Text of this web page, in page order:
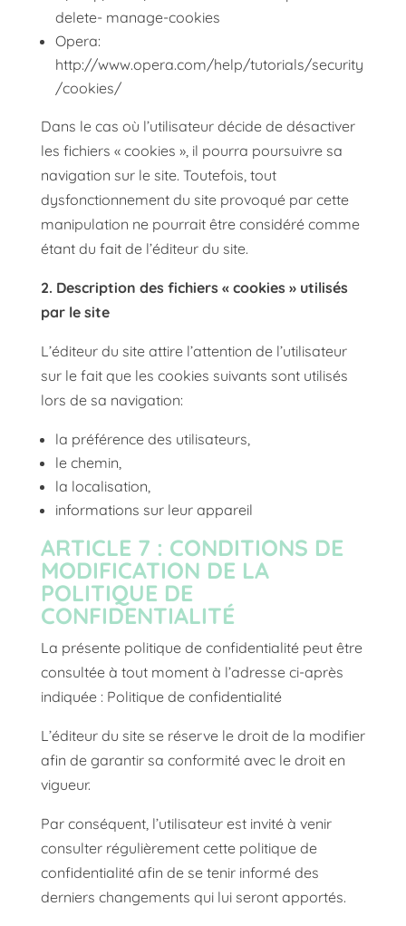
delete- manage-cookies
Opera:
http://www.opera.com/help/tutorials/security
/cookies/
Dans le cas où l’utilisateur décide de désactiver
les fichiers « cookies », il pourra poursuivre sa
navigation sur le site. Toutefois, tout
dysfonctionnement du site provoqué par cette
manipulation ne pourrait être considéré comme
étant du fait de l’éditeur du site.
2. Description des fichiers « cookies » utilisés
par le site
L’éditeur du site attire l’attention de l’utilisateur
sur le fait que les cookies suivants sont utilisés
lors de sa navigation:
la préférence des utilisateurs,
le chemin,
la localisation,
informations sur leur appareil
ARTICLE 7 : CONDITIONS DE
MODIFICATION DE LA
POLITIQUE DE
CONFIDENTIALITÉ
La présente politique de confidentialité peut être
consultée à tout moment à l’adresse ci-après
indiquée : Politique de confidentialité
L’éditeur du site se réserve le droit de la modifier
afin de garantir sa conformité avec le droit en
vigueur.
Par conséquent, l’utilisateur est invité à venir
consulter régulièrement cette politique de
confidentialité afin de se tenir informé des
derniers changements qui lui seront apportés.